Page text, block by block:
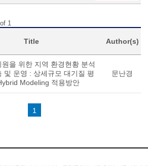
1
Title Author(s)
원을 위한 지역 환경현황 분석
및 운영 : 상세규모 대기질 평
Modeling 적용방안
문난경
1